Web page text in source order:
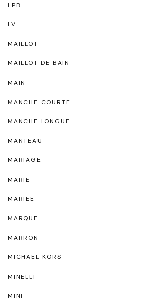
LPB
LV
MAILLOT
MAILLOT DE BAIN
MAIN
MANCHE COURTE
MANCHE LONGUE
MANTEAU
MARIAGE
MARIE
MARIEE
MARQUE
MARRON
MICHAEL KORS
MINELLI
MINI